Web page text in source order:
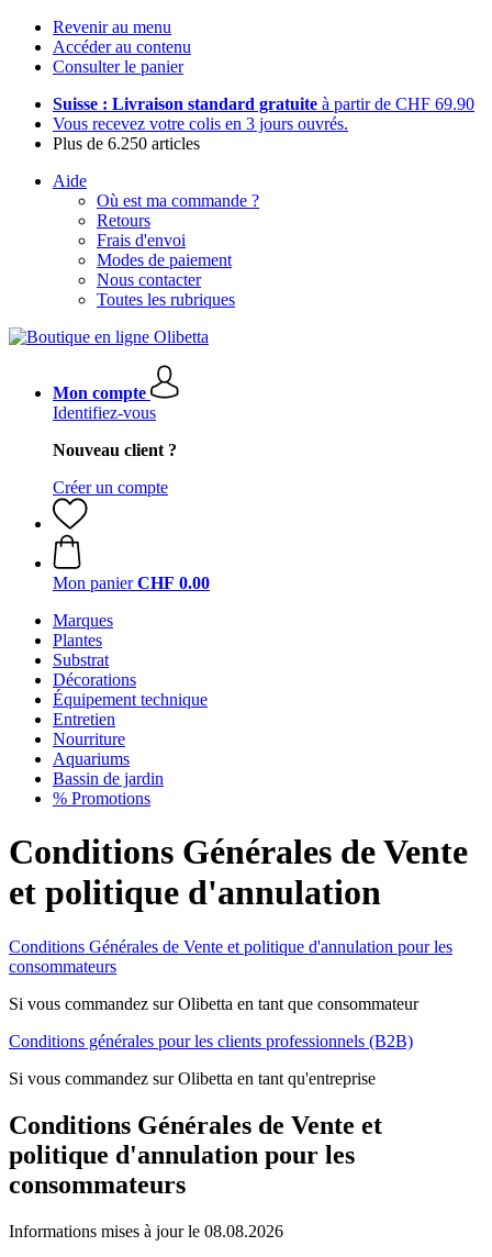
Revenir au menu
Accéder au contenu
Consulter le panier
Suisse : Livraison standard gratuite à partir de CHF 69.90
Vous recevez votre colis en 3 jours ouvrés.
Plus de 6.250 articles
Aide
Où est ma commande ?
Retours
Frais d'envoi
Modes de paiement
Nous contacter
Toutes les rubriques
Mon compte
Identifiez-vous
Nouveau client ?
Créer un compte
Mon panier CHF 0.00
Marques
Plantes
Substrat
Décorations
Équipement technique
Entretien
Nourriture
Aquariums
Bassin de jardin
% Promotions
Conditions Générales de Vente
et politique d'annulation
Conditions Générales de Vente et politique d'annulation pour les
consommateurs
Si vous commandez sur Olibetta en tant que consommateur
Conditions générales pour les clients professionnels (B2B)
Si vous commandez sur Olibetta en tant qu'entreprise
Conditions Générales de Vente et
politique d'annulation pour les
consommateurs
Informations mises à jour le 08.08.2026